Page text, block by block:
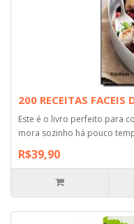
200 RECEITAS FACEIS
Este é o livro perfeito para
mora sozinho há pouco
R$39,90